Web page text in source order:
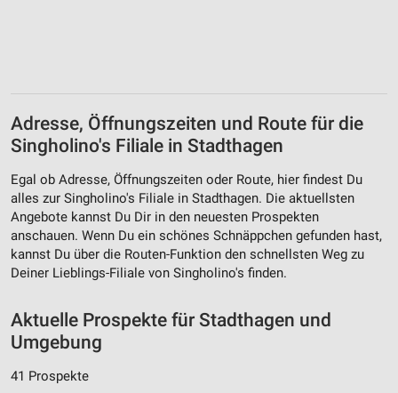
Adresse, Öffnungszeiten und Route für die
Singholino's Filiale in Stadthagen
Egal ob Adresse, Öffnungszeiten oder Route, hier findest Du
alles zur Singholino's Filiale in Stadthagen. Die aktuellsten
Angebote kannst Du Dir in den neuesten Prospekten
anschauen. Wenn Du ein schönes Schnäppchen gefunden hast,
kannst Du über die Routen-Funktion den schnellsten Weg zu
Deiner Lieblings-Filiale von Singholino's finden.
Aktuelle Prospekte für Stadthagen und
Umgebung
41 Prospekte